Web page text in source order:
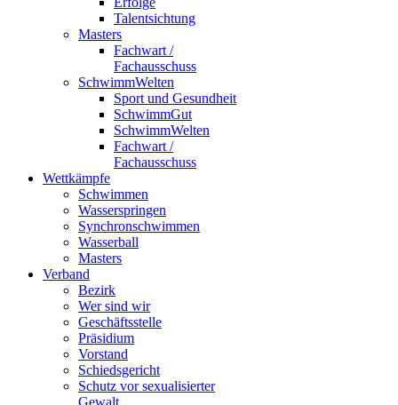
Talentsichtung
Masters
Fachwart /
Fachausschuss
SchwimmWelten
Sport und Gesundheit
SchwimmGut
SchwimmWelten
Fachwart /
Fachausschuss
Wettkämpfe
Schwimmen
Wasserspringen
Synchronschwimmen
Wasserball
Masters
Verband
Bezirk
Wer sind wir
Geschäftsstelle
Präsidium
Vorstand
Schiedsgericht
Schutz vor sexualisierter
Gewalt